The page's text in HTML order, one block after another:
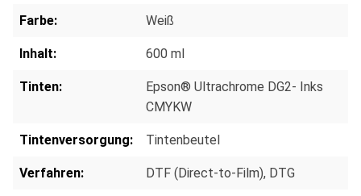
Farbe: Weiß
Inhalt: 600 ml
Tinten:
Epson® Ultrachrome DG2- Inks
CMYKW
Tintenversorgung: Tintenbeutel
Verfahren: DTF (Direct-to-Film), DTG